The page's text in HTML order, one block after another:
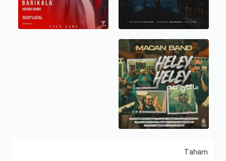
ماکان بند
Taham